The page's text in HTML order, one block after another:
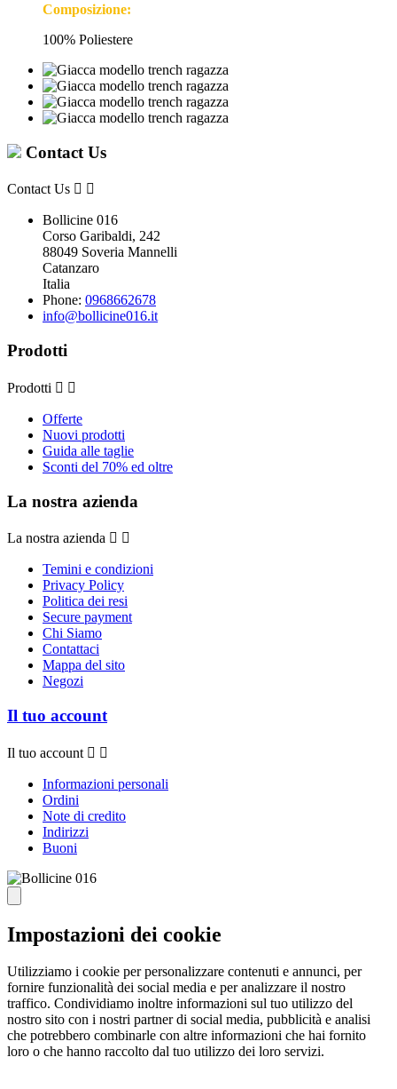
Composizione:
100% Poliestere
Contact Us
Contact Us  
Bollicine 016
Corso Garibaldi, 242
88049 Soveria Mannelli
Catanzaro
Italia
Phone: 0968662678
info@bollicine016.it
Prodotti
Prodotti  
Offerte
Nuovi prodotti
Guida alle taglie
Sconti del 70% ed oltre
La nostra azienda
La nostra azienda  
Temini e condizioni
Privacy Policy
Politica dei resi
Secure payment
Chi Siamo
Contattaci
Mappa del sito
Negozi
Il tuo account
Il tuo account  
Informazioni personali
Ordini
Note di credito
Indirizzi
Buoni
Impostazioni dei cookie
Utilizziamo i cookie per personalizzare contenuti e annunci, per
fornire funzionalità dei social media e per analizzare il nostro
traffico. Condividiamo inoltre informazioni sul tuo utilizzo del
nostro sito con i nostri partner di social media, pubblicità e analisi
che potrebbero combinarle con altre informazioni che hai fornito
loro o che hanno raccolto dal tuo utilizzo dei loro servizi.